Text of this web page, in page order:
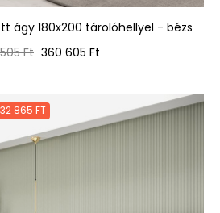
ágy 180x200 tárolóhellyel - bézs
Ft Ár
360 605 Ft
865 FT